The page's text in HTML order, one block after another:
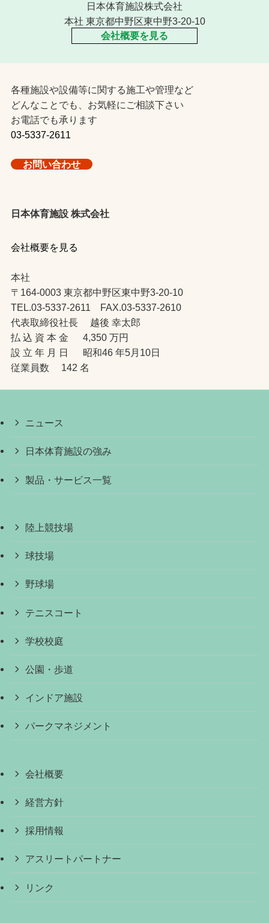
日本体育施設株式会社
本社 東京都中野区東中野3-20-10
会社概要を見る
各種施設や設備等に関する施工や管理など
どんなことでも、お気軽にご相談下さい
お電話でも承ります
03-5337-2611
お問い合わせ
日本体育施設 株式会社
会社概要を見る
本社
〒164-0003 東京都中野区東中野3-20-10
TEL.03-5337-2611 FAX.03-5337-2610
代表取締役社長 越後 幸太郎
払 込 資 本 金 4,350 万円
設 立 年 月 日 昭和46 年5月10日
従業員数 142 名
ニュース
日本体育施設の強み
製品・サービス一覧
陸上競技場
球技場
野球場
テニスコート
学校校庭
公園・歩道
インドア施設
パークマネジメント
会社概要
経営方針
採用情報
アスリートパートナー
リンク